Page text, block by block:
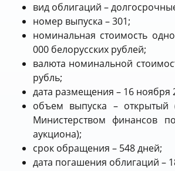
вид облигаций –
номер выпуска – 301;
номинальная стоимость
000 белорусских рублей;
валюта номинальной
рубль;
дата размещения – 16 ноября
объем выпуска – открытый
Министерством финансов
аукциона);
срок обращения – 548 дней;
дата погашения облигаций –